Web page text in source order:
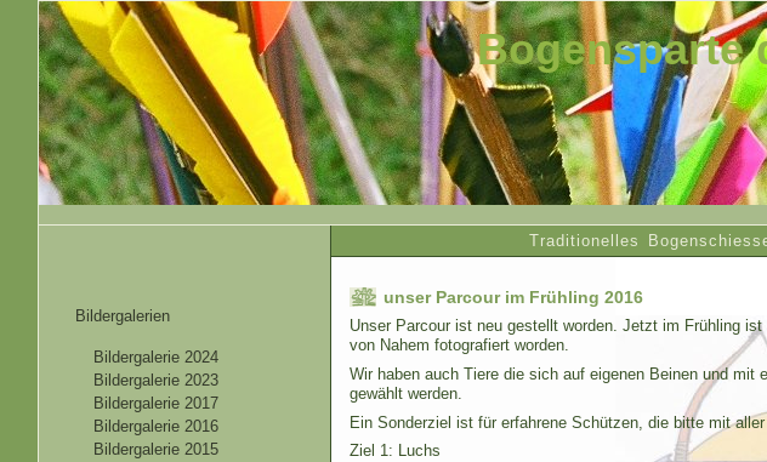
Bogensparte
Traditionelles
Bildergalerien
Bildergalerie 2024
Bildergalerie 2023
Bildergalerie 2017
Bildergalerie 2016
Bildergalerie 2015
unser Parcour im Frühling 2016
Unser Parcour ist neu gestellt worden. Jetzt im Frühling
von Nahem fotografiert worden.
Wir haben auch Tiere die sich auf eigenen Beinen und mit
gewählt werden.
Ein Sonderziel ist für erfahrene Schützen, die bitte mit
Ziel 1: Luchs